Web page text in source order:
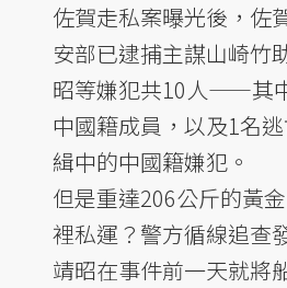
佐賀走私案曝光後，佐
安部已逮捕主謀山崎竹
昭等嫌犯共10人——其
中國籍成員，以及1名
緝中的中國籍嫌犯。
但是重達206公斤的黃
裡私運？警方循線追查
靖昭在事件前一天就將